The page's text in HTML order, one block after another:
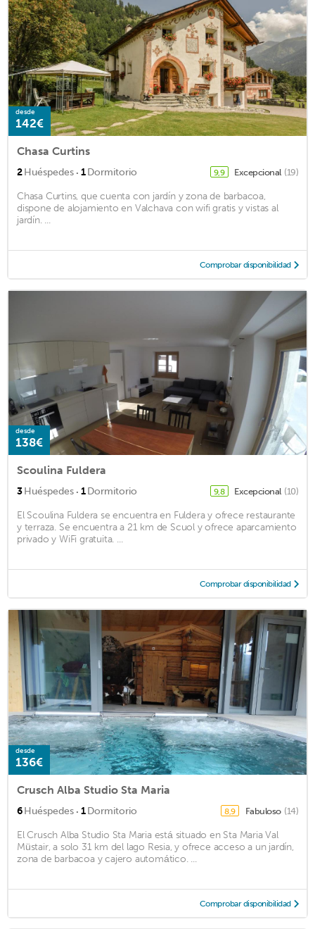
desde
142€
Chasa Curtins
2Huéspedes · 1Dormitorio 9,9 Excepcional (19)
Chasa Curtins, que cuenta con jardín y zona de barbacoa,
dispone de alojamiento en Valchava con wifi gratis y vistas al
jardín. ...
Comprobar disponibilidad
desde
138€
Scoulina Fuldera
3Huéspedes · 1Dormitorio 9,8 Excepcional (10)
El Scoulina Fuldera se encuentra en Fuldera y ofrece restaurante
y terraza. Se encuentra a 21 km de Scuol y ofrece aparcamiento
privado y WiFi gratuita. ...
Comprobar disponibilidad
desde
136€
Crusch Alba Studio Sta Maria
6Huéspedes · 1Dormitorio 8,9 Fabuloso (14)
El Crusch Alba Studio Sta Maria está situado en Sta Maria Val
Müstair, a solo 31 km del lago Resia, y ofrece acceso a un jardín,
zona de barbacoa y cajero automático. ...
Comprobar disponibilidad